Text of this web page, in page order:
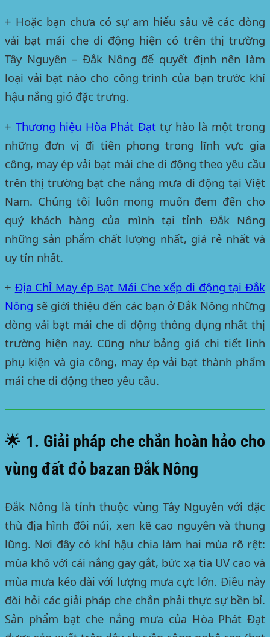
+ Hoặc bạn chưa có sự am hiểu sâu về các dòng
vải bạt mái che di động hiện có trên thị trường
Tây Nguyên – Đắk Nông để quyết định nên làm
loại vải bạt nào cho công trình của bạn trước khí
hậu nắng gió đặc trưng.
+ Thương hiệu Hòa Phát Đạttự hào là một trong
những đơn vị đi tiên phong trong lĩnh vực gia
công, may ép vải bạt mái che di động theo yêu cầu
trên thị trường bạt che nắng mưa di động tại Việt
Nam. Chúng tôi luôn mong muốn đem đến cho
quý khách hàng của mình tại tỉnh Đắk Nông
những sản phẩm chất lượng nhất, giá rẻ nhất và
uy tín nhất.
+ Địa Chỉ May ép Bạt Mái Che xếp di động tại Đắk
Nông sẽ giới thiệu đến các bạn ở Đắk Nông những
dòng vải bạt mái che di động thông dụng nhất thị
trường hiện nay. Cũng như bảng giá chi tiết linh
phụ kiện và gia công, may ép vải bạt thành phẩm
mái che di động theo yêu cầu.
🌟 1. Giải pháp che chắn hoàn hảo cho
vùng đất đỏ bazan Đắk Nông
Đắk Nông là tỉnh thuộc vùng Tây Nguyên với đặc
thù địa hình đồi núi, xen kẽ cao nguyên và thung
lũng. Nơi đây có khí hậu chia làm hai mùa rõ rệt:
mùa khô với cái nắng gay gắt, bức xạ tia UV cao và
mùa mưa kéo dài với lượng mưa cực lớn. Điều này
đòi hỏi các giải pháp che chắn phải thực sự bền bỉ.
Sản phẩm bạt che nắng mưa của Hòa Phát Đạt